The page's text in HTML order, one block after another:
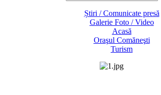
Știri / Comunicate presă
Galerie Foto / Video
Acasă
Oraşul Comăneşti
Turism